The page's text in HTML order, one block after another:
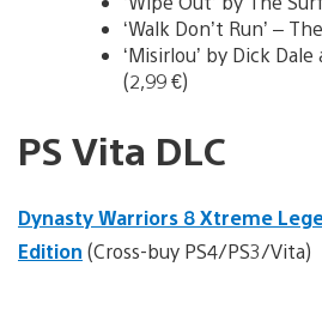
‘Walk Don’t Run’ –
‘Misirlou’ by Dick
(2,99 €)
PS Vita DLC
Dynasty Warriors 8 Xtreme
Edition (Cross-buy PS4/PS3/Vita)